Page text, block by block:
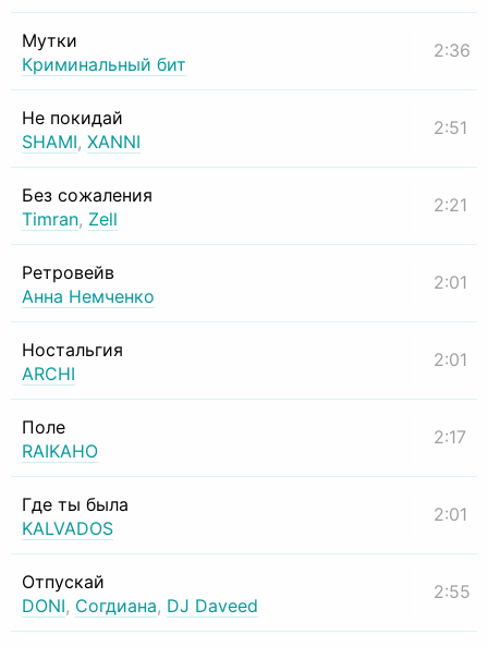
Мутки
Криминальный бит
2:36
Не покидай
SHAMI, XANNI
2:51
Без сожаления
Timran, Zell
2:21
Ретровейв
Анна Немченко
2:01
Ностальгия
ARCHI
2:01
Поле
RAIKAHO
2:17
Где ты была
KALVADOS
2:01
Отпускай
DONI, Согдиана, DJ Daveed
2:55